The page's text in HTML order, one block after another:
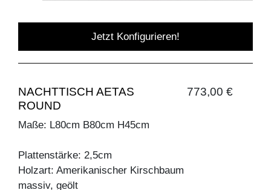
Jetzt Konfigurieren!
NACHTTISCH AETAS
ROUND
773,00 €
Maße: L80cm B80cm H45cm
Plattenstärke: 2,5cm
Holzart: Amerikanischer Kirschbaum
massiv, geölt